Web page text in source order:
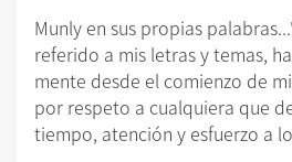
Munly en sus propias
referido a mis letras y temas,
mente desde el comienzo de
por respeto a cualquiera que
tiempo, atención y esfuerzo a